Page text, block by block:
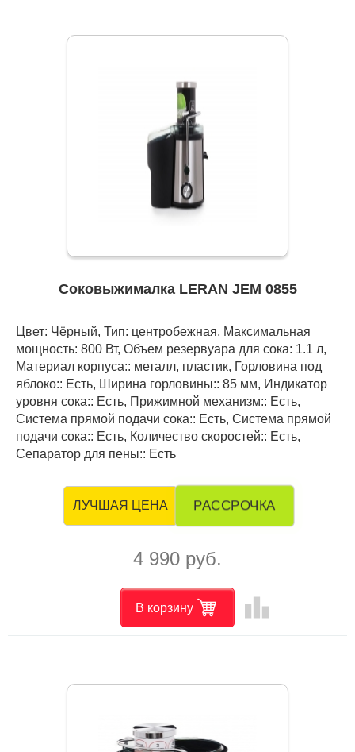
Соковыжималка LERAN JEM 0855
Цвет: Чёрный, Тип: центробежная, Максимальная
мощность: 800 Вт, Объем резервуара для сока: 1.1 л,
Материал корпуса:: металл, пластик, Горловина под
яблоко:: Есть, Ширина горловины:: 85 мм, Индикатор
уровня сока:: Есть, Прижимной механизм:: Есть,
Система прямой подачи сока:: Есть, Система прямой
подачи сока:: Есть, Количество скоростей:: Есть,
Сепаратор для пены:: Есть
ЛУЧШАЯ ЦЕНА РАССРОЧКА
4 990 руб.
В корзину leaderboard